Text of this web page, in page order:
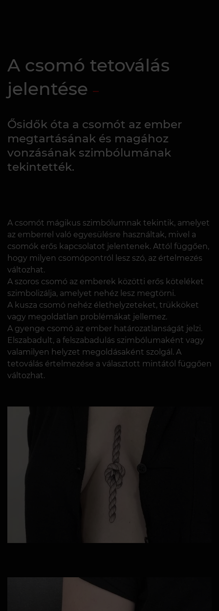
A csomó tetoválás
jelentése
Ősidők óta a csomót az ember
megtartásának és magához
vonzásának szimbólumának
tekintették.
A csomót mágikus szimbólumnak tekintik, amelyet
az emberrel való egyesülésre használtak, mivel a
csomók erős kapcsolatot jelentenek. Attól függően,
hogy milyen csomópontról lesz szó, az értelmezés
változhat.
A szoros csomó az emberek közötti erős köteléket
szimbolizálja, amelyet nehéz lesz megtörni.
A kusza csomó nehéz élethelyzeteket, trükköket
vagy megoldatlan problémákat jellemez.
A gyenge csomó az ember határozatlanságát jelzi.
Elszabadult, a felszabadulás szimbólumaként vagy
valamilyen helyzet megoldásaként szolgál. A
tetoválás értelmezése a választott mintától függően
változhat.